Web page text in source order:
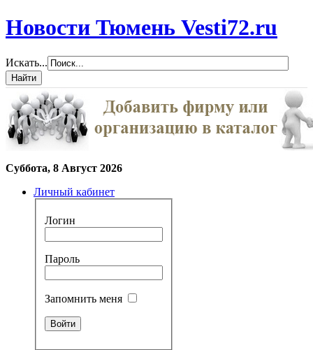
Новости Тюмень Vesti72.ru
Искать...
Суббота, 8 Август 2026
Личный кабинет
Логин
Пароль
Запомнить меня